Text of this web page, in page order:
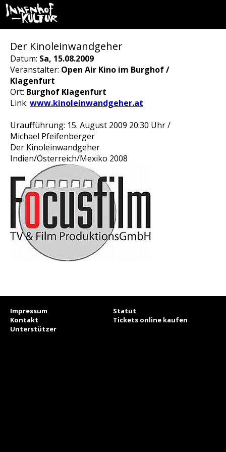
Der Kinoleinwandgeher
Datum: Sa, 15.08.2009
Veranstalter: Open Air Kino im Burghof /
Klagenfurt
Ort: Burghof Klagenfurt
Link: www.kinoleinwandgeher.at
Uraufführung: 15. August 2009 20:30 Uhr /
Michael Pfeifenberger
Der Kinoleinwandgeher
Indien/Österreich/Mexiko 2008
Impressum
Statut
Kontakt
Tickets online kaufen
Unterstützer